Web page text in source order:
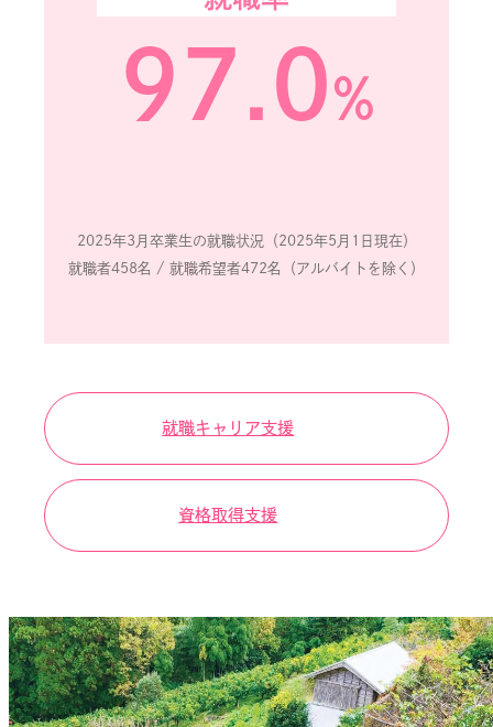
97.0%
2025年3月卒業生の就職状況（2025年5月1日現在）
就職者458名 / 就職希望者472名（アルバイトを除く）
就職キャリア支援
資格取得支援